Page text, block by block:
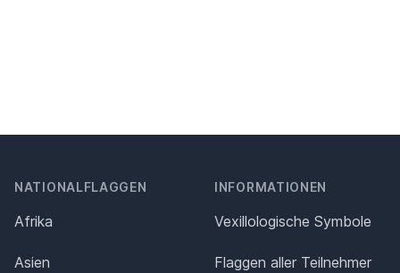
NATIONALFLAGGEN
Afrika
Asien
INFORMATIONEN
Vexillologische Symbole
Flaggen aller Teilnehmer